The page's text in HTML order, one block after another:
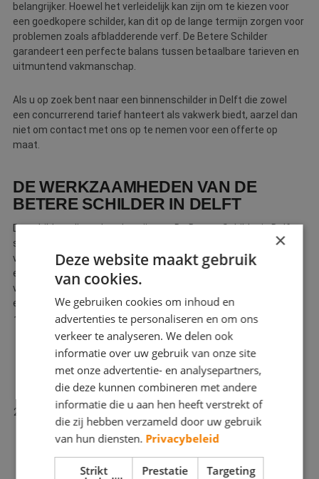
belangrijker. Hoewel het verleidelijk kan zijn om te kiezen voor
een goedkopere schilder, kan dit op de lange termijn zorgen voor
problemen zoals afbladderende verf. De Betere Schilder
garandeert een perfecte balans tussen betaalbare tarieven en
uitmuntend vakmanschap.
Als u op zoek bent naar een binnenschilder in Delft die zowel
een concurrerend tarief hanteert als vakwerk biedt, aarzel dan
niet om contact met ons op te nemen voor een offerte op
maat.
DE WERKZAAMHEDEN VAN DE
BETERE SCHILDER IN DELFT
De schilders die verbonden zijn aan De Betere Schilder in Delft
staan bekend om hun toewijding aan vakmanschap en service
van topkwaliteit. Onze schilders begrijpen dat elke schilderklus
een opzichzelfstaand project is dat een professionele aanpak
vereist om de beste resultaten te behalen. Hieronder staan
enkele werkzaamheden waarin onze schilders uitblinken:
Interieur schilderwerk
Onze schilders zijn specialisten in het transformeren van
binnenruimtes. Of het nu gaat om het schilderen van muren,
plafonds of deuren, de professionals die aangesloten zijn bij
De Betere Schilder zorgen ervoor dat uw interieur er prachtig
Exterieur schilderwerk
Het exterieur van uw woning of bedrijfspand is het
visitekaartje. Onze buitenschilders in Delft zijn experts in het
schilderen van gevels, deuren, kozijnen en andere
buitenoppervlakten.
×
Deze website maakt gebruik
van cookies.
We gebruiken cookies om inhoud en
advertenties te personaliseren en om ons
verkeer te analyseren. We delen ook
informatie over uw gebruik van onze site
met onze advertentie- en analysepartners,
die deze kunnen combineren met andere
informatie die u aan hen heeft verstrekt of
die zij hebben verzameld door uw gebruik
van hun diensten. Privacybeleid
Strikt
Prestatie Targeting